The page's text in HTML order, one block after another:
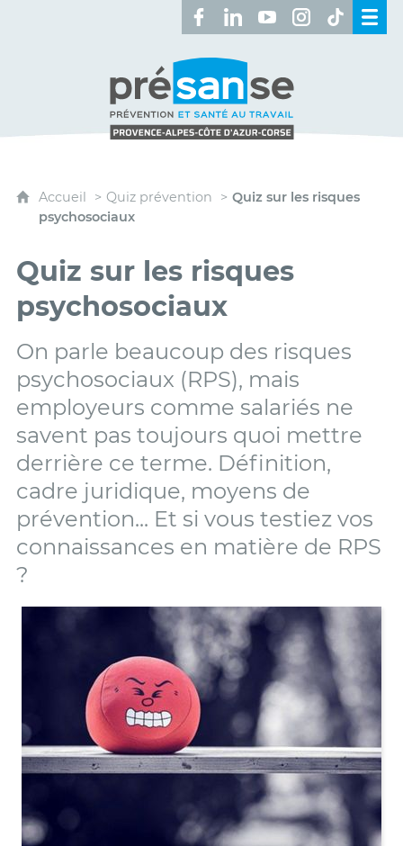
Retrouvez-nous sur Facebook
Retrouvez-nous sur
Retrouvez-nous sur
Retrouvez-
Accueil Quiz prévention
Quiz sur les risques
psychosociaux
Quiz sur les risques
psychosociaux
On parle beaucoup des risques
psychosociaux (RPS), mais
employeurs comme salariés ne
savent pas toujours quoi mettre
derrière ce terme. Définition,
cadre juridique, moyens de
prévention... Et si vous testiez vos
connaissances en matière de RPS
?